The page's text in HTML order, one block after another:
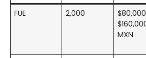
FUE 2,000
MXN